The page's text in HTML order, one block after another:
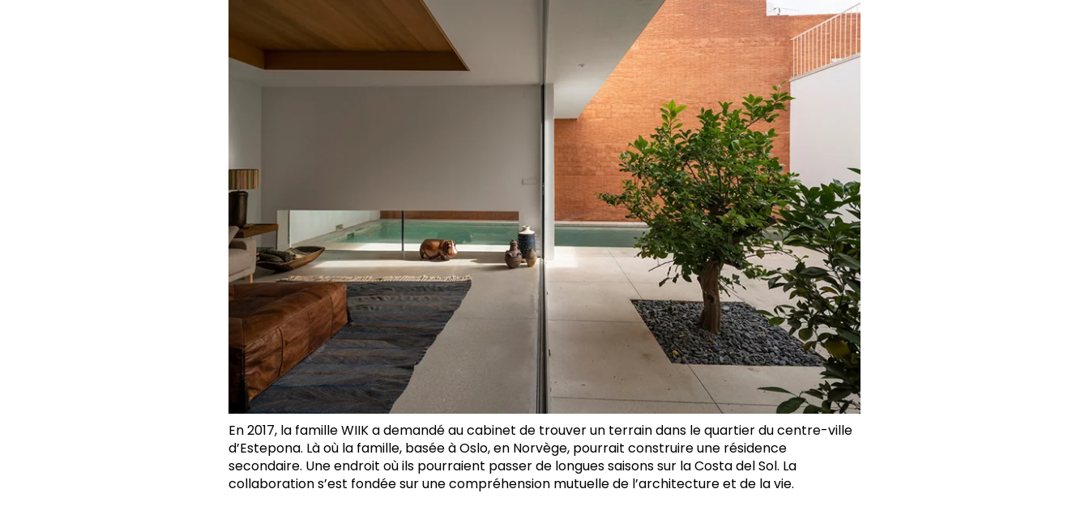
En 2017, la famille WIIK a demandé au cabinet de trouver un terrain dans le quartier du centre-ville
d’Estepona. Là où la famille, basée à Oslo, en Norvège, pourrait construire une résidence
secondaire. Une endroit où ils pourraient passer de longues saisons sur la Costa del Sol. La
collaboration s’est fondée sur une compréhension mutuelle de l’architecture et de la vie.